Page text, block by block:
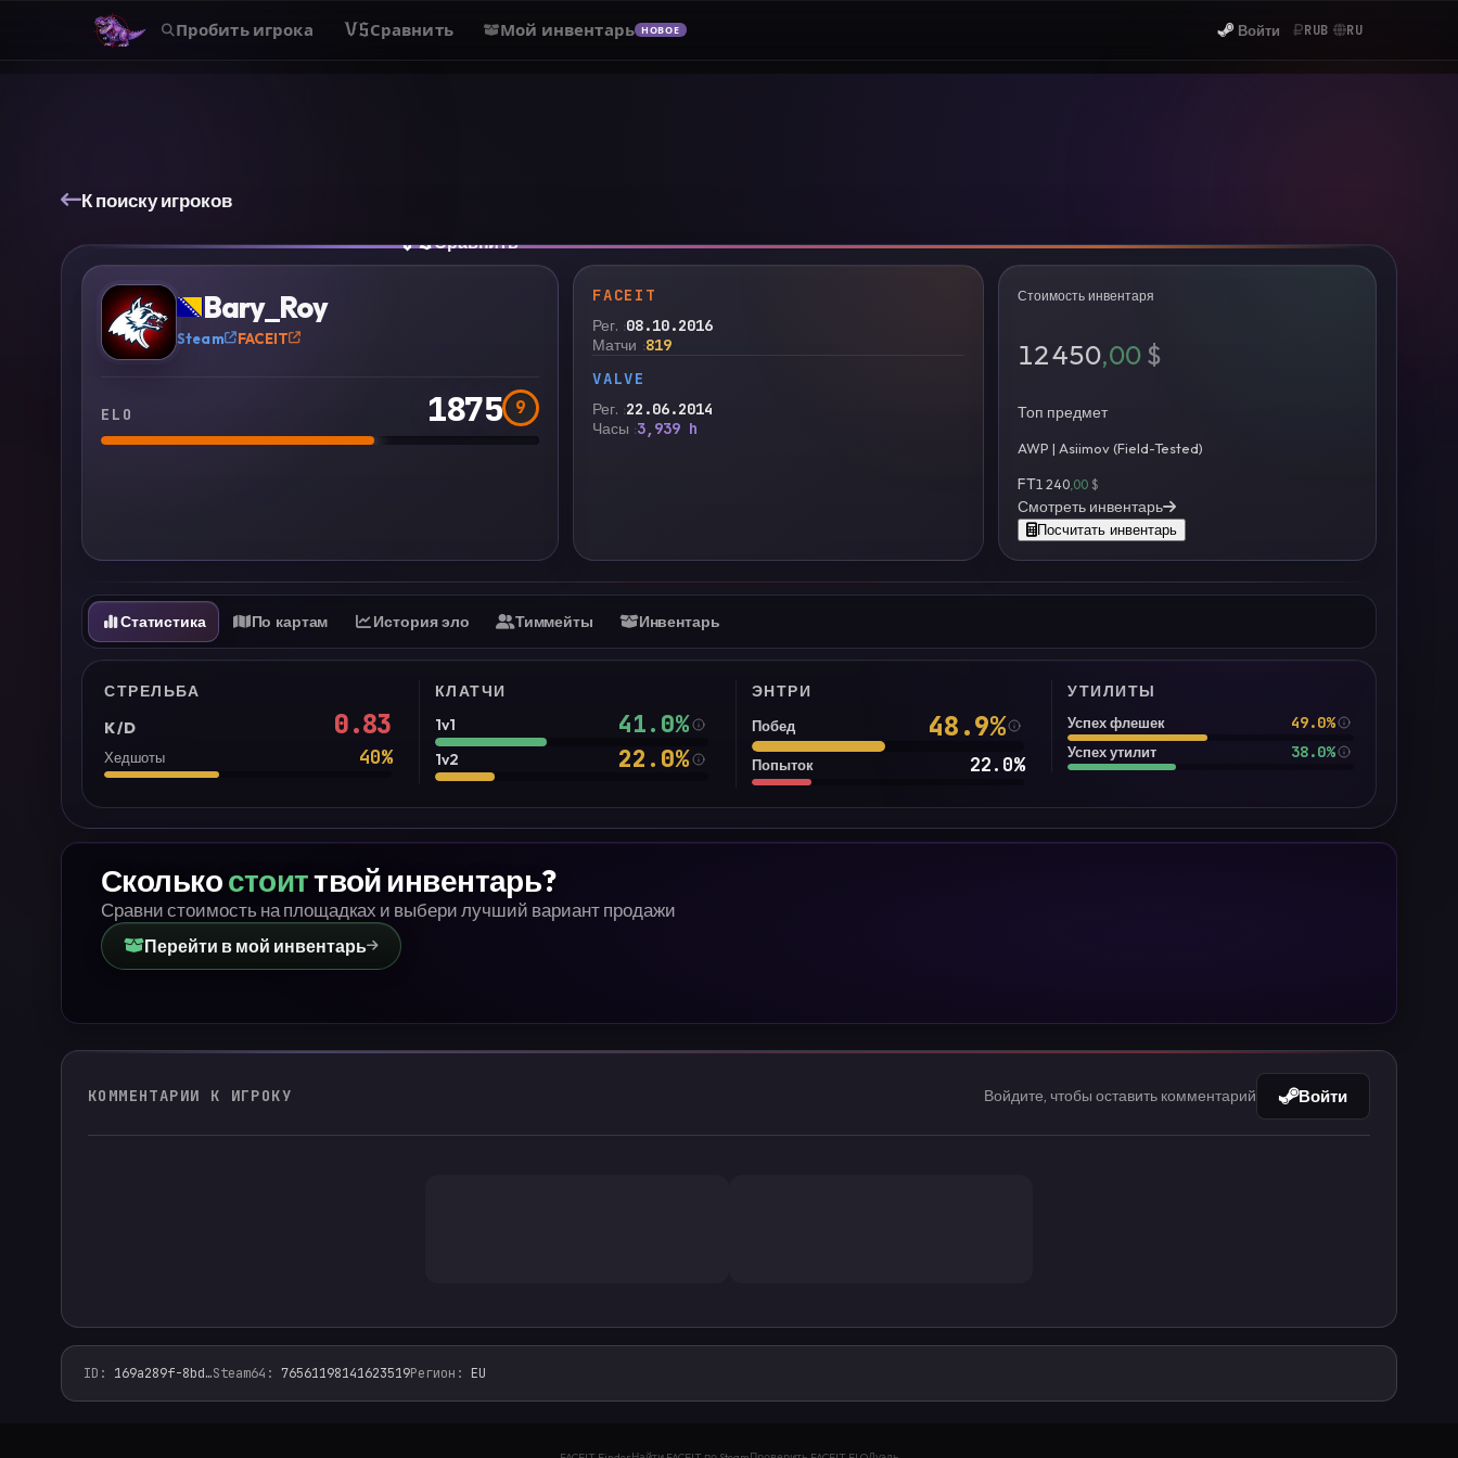
Пробить игрока VSСравнить Мой инвентарь НОВОЕ Войти RUB RU
К поиску игроков
VSСравнить
? Bary_Roy
Steam FACEIT
ELO 1875 9
FACEIT
Рег. 08.10.2016
Матчи 819
VALVE
Рег. 22.06.2014
Часы 3,939 h
Стоимость инвентаря
12 450,00$
Топ предмет
AWP | Asiimov (Field-Tested)
FT1 240 ,00 $
Смотреть инвентарь
Посчитать инвентарь
Статистика По картам История эло Тиммейты Инвентарь
СТРЕЛЬБА
K/D
0.83
Хедшоты 40%
КЛАТЧИ
1v1
41.0%
1v2 22.0%
ЭНТРИ
Побед 48.9%
Попыток 22.0%
УТИЛИТЫ
Успех флешек 49.0%
Успех утилит 38.0%
Сколькостоиттвой инвентарь?
Сравни стоимость на площадках и выбери лучший вариант продажи
Перейти в мой инвентарь
КОММЕНТАРИИ К ИГРОКУ Войдите, чтобы оставить комментарий Войти
ID : 169a289f-8bd…Steam64 : 76561198141623519Регион : EU